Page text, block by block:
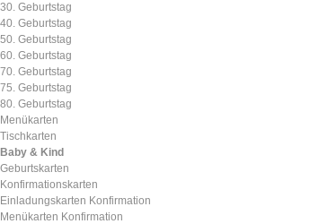
30. Geburtstag
40. Geburtstag
50. Geburtstag
60. Geburtstag
70. Geburtstag
75. Geburtstag
80. Geburtstag
Menükarten
Tischkarten
Baby & Kind
Geburtskarten
Konfirmationskarten
Einladungskarten Konfirmation
Menükarten Konfirmation